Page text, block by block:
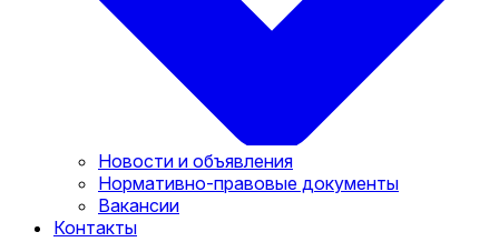
Новости и объявления
Нормативно-правовые документы
Вакансии
Контакты